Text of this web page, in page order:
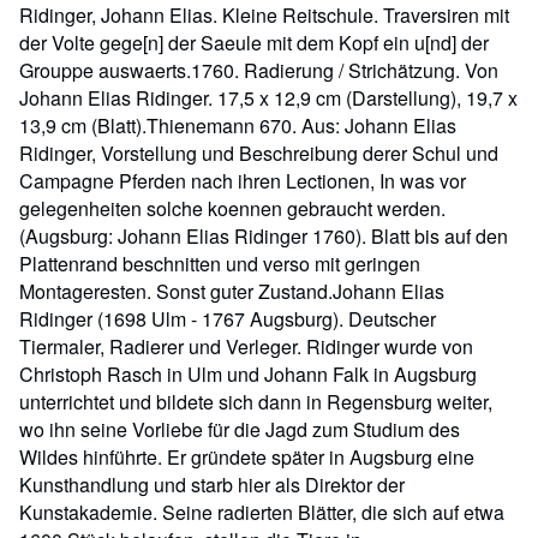
Ridinger, Johann Elias. Kleine Reitschule. Traversiren mit
der Volte gege[n] der Saeule mit dem Kopf ein u[nd] der
Grouppe auswaerts.1760. Radierung / Strichätzung. Von
Johann Elias Ridinger. 17,5 x 12,9 cm (Darstellung), 19,7 x
13,9 cm (Blatt).Thienemann 670. Aus: Johann Elias
Ridinger, Vorstellung und Beschreibung derer Schul und
Campagne Pferden nach ihren Lectionen, In was vor
gelegenheiten solche koennen gebraucht werden.
(Augsburg: Johann Elias Ridinger 1760). Blatt bis auf den
Plattenrand beschnitten und verso mit geringen
Montageresten. Sonst guter Zustand.Johann Elias
Ridinger (1698 Ulm - 1767 Augsburg). Deutscher
Tiermaler, Radierer und Verleger. Ridinger wurde von
Christoph Rasch in Ulm und Johann Falk in Augsburg
unterrichtet und bildete sich dann in Regensburg weiter,
wo ihn seine Vorliebe für die Jagd zum Studium des
Wildes hinführte. Er gründete später in Augsburg eine
Kunsthandlung und starb hier als Direktor der
Kunstakademie. Seine radierten Blätter, die sich auf etwa